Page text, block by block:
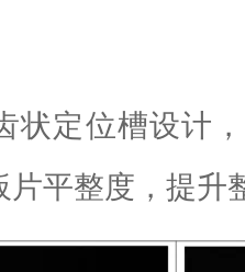
状定位槽设计
片平整度，提升